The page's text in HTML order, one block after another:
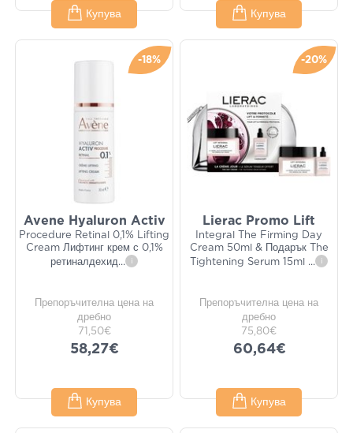
Купува Купува
-18%
Avene Hyaluron Activ
Procedure Retinal 0,1% Lifting
Cream Лифтинг крем с 0,1%
ретиналдехид... i
Препоръчителна цена на
дребно
71,50€
58,27€
Купува
-20%
Lierac Promo Lift
Integral The Firming Day
Cream 50ml & Подарък The
Tightening Serum 15ml ... i
Препоръчителна цена на
дребно
75,80€
60,64€
Купува